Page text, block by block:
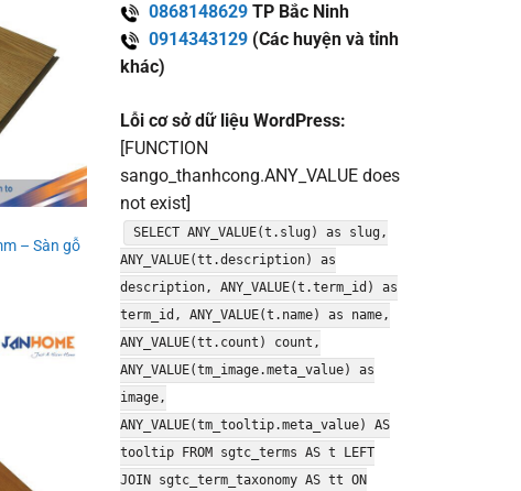
– Sàn gỗ
0868148629TP Bắc Ninh
0914343129(Các huyện và tỉnh
khác)
Lỗi cơ sở dữ liệu WordPress:
[FUNCTION
sango_thanhcong.ANY_VALUE does
not exist]
SELECT ANY_VALUE(t.slug) as slug,
ANY_VALUE(tt.description) as
description, ANY_VALUE(t.term_id) as
term_id, ANY_VALUE(t.name) as name,
ANY_VALUE(tt.count) count,
ANY_VALUE(tm_image.meta_value) as
image,
ANY_VALUE(tm_tooltip.meta_value) AS
tooltip FROM sgtc_terms AS t LEFT
JOIN sgtc_term_taxonomy AS tt ON